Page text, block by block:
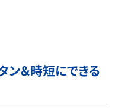
ン＆時短にできる